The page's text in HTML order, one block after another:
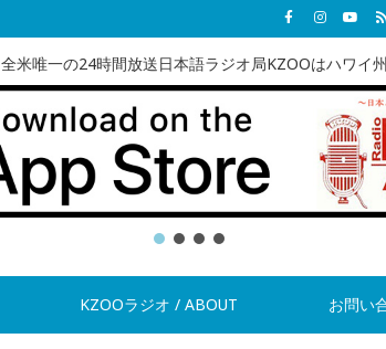
全米唯一の24時間放送日本語ラジオ局KZOOはハワイ
KZOOラジオ / ABOUT お問い